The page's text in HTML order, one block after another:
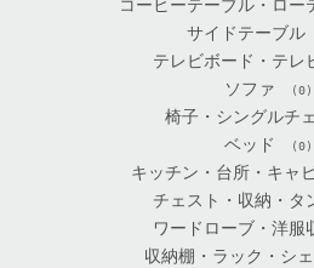
コーヒーテーブル・ロー
サイドテーブル
テレビボード・テレ
ソファ (0)
椅子・シングルチ
ベッド (0)
キッチン・台所・キャ
チェスト・収納・タ
ワードローブ・洋服
収納棚・ラック・シ